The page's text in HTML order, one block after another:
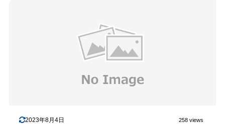
2023年8月4日 258 views